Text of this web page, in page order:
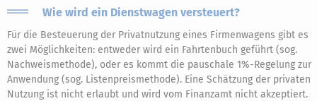
Wie wird ein Dienstwagen versteuert?
Für die Besteuerung der Privatnutzung eines Firmenwagens gibt es
zwei Möglichkeiten: entweder wird ein Fahrtenbuch geführt (sog.
Nachweismethode), oder es kommt die pauschale 1%-Regelung zur
Anwendung (sog. Listenpreismethode). Eine Schätzung der privaten
Nutzung ist nicht erlaubt und wird vom Finanzamt nicht akzeptiert.